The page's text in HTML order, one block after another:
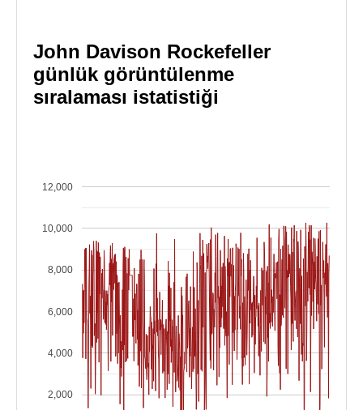
John Davison Rockefeller
günlük görüntülenme
sıralaması istatistiği
2,000
4,000
6,000
8,000
10,000
12,000